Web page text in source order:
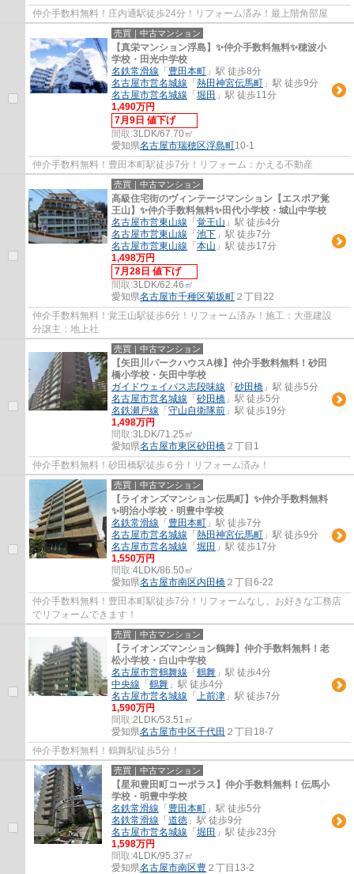
仲介手数料無料！庄内通駅徒歩24分！リフォーム済み！最上階角部屋
売買｜中古マンション
【真栄マンション浮島】✨️仲介手数料無料✨️穂波小
学校・田光中学校
名鉄常滑線 「 豊田本町 」駅 徒歩8分
名古屋市営名城線 「 熱田神宮伝馬町 」駅 徒歩9分
名古屋市営名城線 「 堀田 」駅 徒歩11分
1,490万円
7月9日 値下げ
間取:3LDK/67.70㎡
愛知県名古屋市瑞穂区浮島町10-1
仲介手数料無料！豊田本町駅徒歩7分！リフォーム：かえる不動産
売買｜中古マンション
高級住宅街のヴィンテージマンション【エスポア覚
王山】✨️仲介手数料無料✨️田代小学校・城山中学校
名古屋市営東山線 「 覚王山 」駅 徒歩4分
名古屋市営東山線 「 池下 」駅 徒歩7分
名古屋市営東山線 「 本山 」駅 徒歩17分
1,498万円
7月28日 値下げ
間取:3LDK/62.46㎡
愛知県名古屋市千種区菊坂町 ２丁目22
仲介手数料無料！覚王山駅徒歩6分！リフォーム済み！施工：大亜建設
分譲主：地上社
売買｜中古マンション
【矢田川パークハウスA棟】仲介手数料無料！砂田
橋小学校・矢田中学校
ガイドウェイバス志段味線 「 砂田橋 」駅 徒歩5分
名古屋市営名城線 「 砂田橋 」駅 徒歩5分
名鉄瀬戸線 「 守山自衛隊前 」駅 徒歩19分
1,498万円
間取:3LDK/71.25㎡
愛知県名古屋市東区砂田橋 ２丁目1
仲介手数料無料！砂田橋駅徒歩６分！リフォーム済み！
売買｜中古マンション
【ライオンズマンション伝馬町】✨️仲介手数料無料
✨️明治小学校・明豊中学校
名鉄常滑線 「 豊田本町 」駅 徒歩7分
名古屋市営名城線 「 熱田神宮伝馬町 」駅 徒歩9分
名古屋市営名城線 「 堀田 」駅 徒歩17分
1,550万円
間取:4LDK/86.50㎡
愛知県名古屋市南区内田橋 ２丁目6-22
仲介手数料無料！豊田本町駅徒歩7分！リフォームなし。お好きな工務店
でリフォームできます！
売買｜中古マンション
【ライオンズマンション鶴舞】仲介手数料無料！老
松小学校・白山中学校
名古屋市営鶴舞線 「 鶴舞 」駅 徒歩4分
中央線 「 鶴舞 」駅 徒歩4分
名古屋市営名城線 「 上前津 」駅 徒歩7分
1,590万円
間取:2LDK/53.51㎡
愛知県名古屋市中区千代田 ２丁目18-7
仲介手数料無料！鶴舞駅徒歩5分！
売買｜中古マンション
【星和豊田町コーポラス】仲介手数料無料！伝馬小
学校・明豊中学校
名鉄常滑線 「 豊田本町 」駅 徒歩5分
名鉄常滑線 「 道徳 」駅 徒歩9分
名古屋市営名城線 「 堀田 」駅 徒歩23分
1,598万円
間取:4LDK/95.37㎡
愛知県名古屋市南区豊 ２丁目13-2